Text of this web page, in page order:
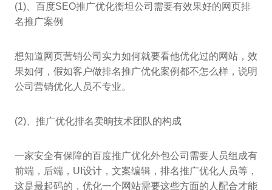
(1)、百度SEO推广优化衡坦公司需要有效果好的网页排
名推广案例
想知道网页营销公司实力如何就要看他优化过的网站，效
果如何，假如客户做排名推广优化案例都不怎么样，说明
公司营销优化人员不专业。
(2)、推广优化排名卖晌技术团队的构成
一家安全有保障的百度推广优化外包公司需要人员组成有
前端，后端，UI设计，文案编辑，排名推广优化人员等，
这是最起码的，优化一个网站需要这些方面的人配合才能